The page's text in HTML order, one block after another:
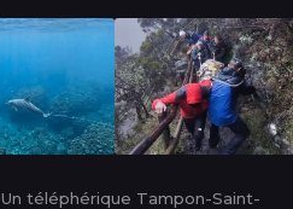
Un téléphérique Tampon-Saint-